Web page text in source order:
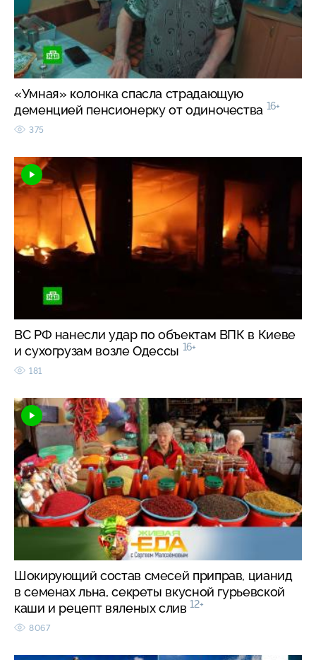
«Умная» колонка спасла страдающую
деменцией пенсионерку от одиночества 16+
375
ВС РФ нанесли удар по объектам ВПК в Киеве
и сухогрузам возле Одессы 16+
181
Шокирующий состав смесей приправ, цианид
в семенах льна, секреты вкусной гурьевской
каши и рецепт вяленых слив 12+
8067